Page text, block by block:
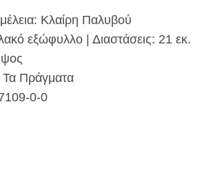
Κλαίρη Παλυβού
εξώφυλλο | Διαστάσεις: 21 εκ.
Τα Πράγματα
0-0